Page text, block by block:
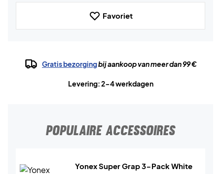
Favoriet
Gratis bezorgingbij aankoop van meer dan 99 €
Levering: 2-4 werkdagen
POPULAIRE ACCESSOIRES
Yonex Super Grap 3-Pack White